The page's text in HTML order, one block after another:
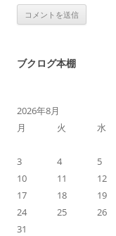
ブクログ本棚
2026年8月
月
火 水
3
4 5
10
11 12
17
18 19
24
25 26
31